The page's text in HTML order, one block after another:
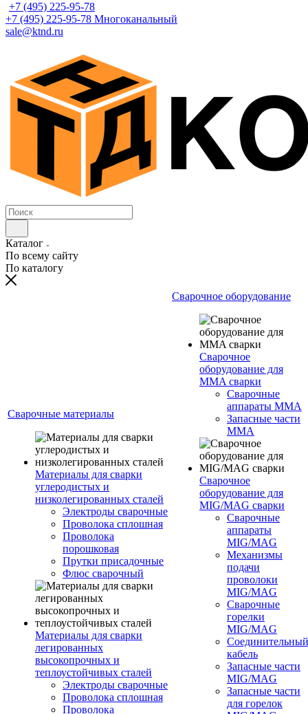
+7 (495) 225-95-78
+7 (495) 225-95-78 Многоканальный
sale@ktnd.ru
Каталог
По всему сайту
По каталогу
Сварочные материалы
Материалы для сварки
углеродистых и
низколегированных сталей
Электроды сварочные
Проволока сплошная
Проволока
порошковая
Прутки присадочные
Флюс сварочный
Материалы для сварки
легированных
высокопрочных и
теплоустойчивых сталей
Электроды сварочные
Проволока сплошная
Проволока
Сварочное оборудование
Сварочное
оборудование для
MMA сварки
Сварочные
аппараты MMA
Запасные части
MMA
Сварочное
оборудование для
MIG/MAG сварки
Сварочные
аппараты
MIG/MAG
Механизмы
подачи
проволоки
MIG/MAG
Сварочные
горелки
MIG/MAG
Соединительный
кабель
Запасные части
MIG/MAG
Запасные части
для горелок